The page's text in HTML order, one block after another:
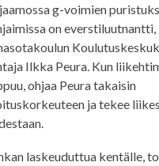
g-voimien
on everstiluutnantti,
Ilkka Peura. Kun
ohjaa Peura takaisin
ja tekee
laskeuduttua kentälle,